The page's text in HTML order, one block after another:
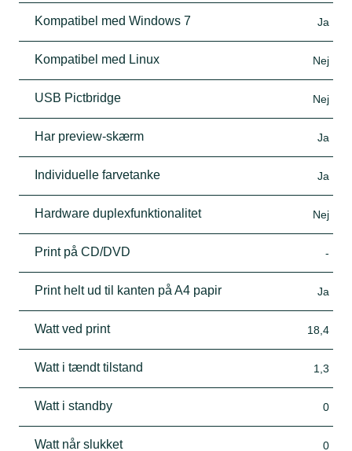
Kompatibel med Windows 7 Ja
Kompatibel med Linux Nej
USB Pictbridge Nej
Har preview-skærm Ja
Individuelle farvetanke Ja
Hardware duplexfunktionalitet Nej
Print på CD/DVD -
Print helt ud til kanten på A4 papir Ja
Watt ved print 18,4
Watt i tændt tilstand 1,3
Watt i standby 0
Watt når slukket 0